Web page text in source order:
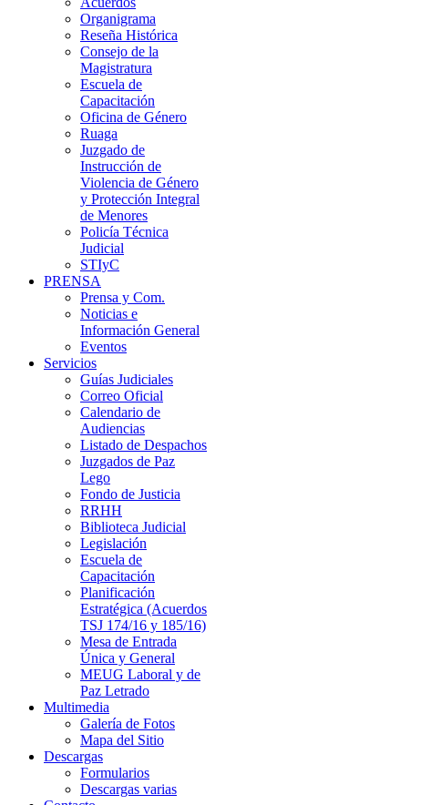
Organigrama
Reseña Histórica
Consejo de la
Magistratura
Escuela de
Capacitación
Oficina de Género
Ruaga
Juzgado de
Instrucción de
Violencia de Género
y Protección Integral
de Menores
Policía Técnica
Judicial
STIyC
PRENSA
Prensa y Com.
Noticias e
Información General
Eventos
Servicios
Guías Judiciales
Correo Oficial
Calendario de
Audiencias
Listado de Despachos
Juzgados de Paz
Lego
Fondo de Justicia
RRHH
Biblioteca Judicial
Legislación
Escuela de
Capacitación
Planificación
Estratégica (Acuerdos
TSJ 174/16 y 185/16)
Mesa de Entrada
Única y General
MEUG Laboral y de
Paz Letrado
Multimedia
Galería de Fotos
Mapa del Sitio
Descargas
Formularios
Descargas varias